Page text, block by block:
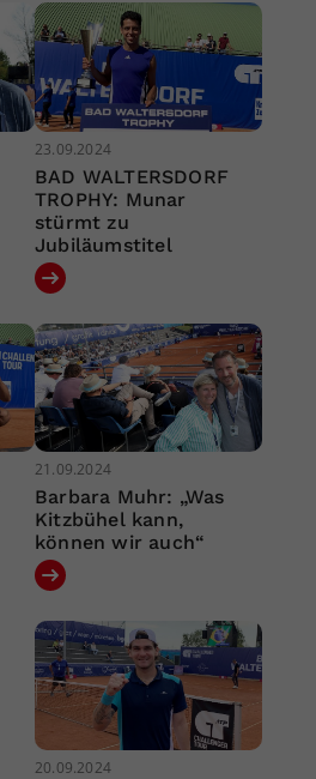
23.09.2024
BAD WALTERSDORF
TROPHY: Munar
stürmt zu
Jubiläumstitel
21.09.2024
Barbara Muhr: „Was
Kitzbühel kann,
können wir auch“
20.09.2024